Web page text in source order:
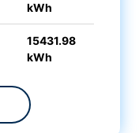
kWh
15431.98
kWh